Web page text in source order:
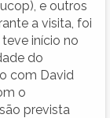
e outros
a visita, foi
início no
do
com David
o
prevista